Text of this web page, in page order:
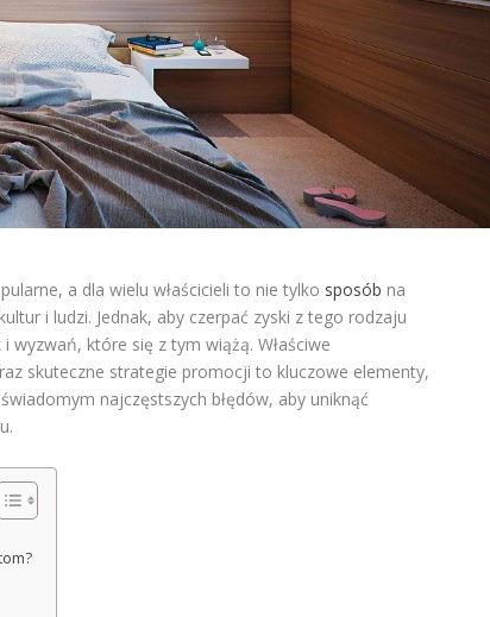
a dla wielu właścicieli to nie tylko sposób na
i ludzi. Jednak, aby czerpać zyski z tego rodzaju
wyzwań, które się z tym wiążą. Właściwe
skuteczne strategie promocji to kluczowe elementy,
najczęstszych błędów, aby uniknąć